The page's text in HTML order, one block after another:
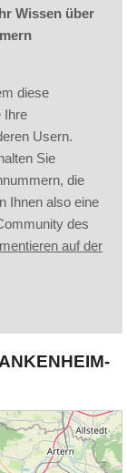
Wissen über
diese
Ihre
Usern.
Sie
die
Ihnen also eine
des
auf der